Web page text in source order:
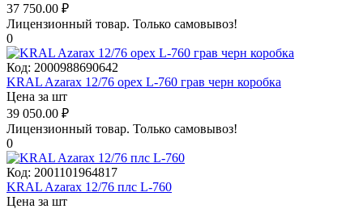
37 750.00 ₽
Лицензионный товар. Только самовывоз!
0
Код: 2000988690642
KRAL Azarax 12/76 орех L-760 грав черн коробка
Цена за шт
39 050.00 ₽
Лицензионный товар. Только самовывоз!
0
Код: 2001101964817
KRAL Azarax 12/76 плс L-760
Цена за шт